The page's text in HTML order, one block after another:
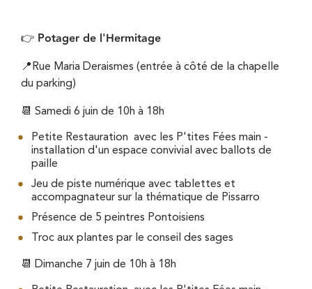
👉 Potager de l'Hermitage
📍Rue Maria Deraismes (entrée à côté de la chapelle
du parking)
📆 Samedi 6 juin de 10h à 18h
Petite Restauration avec les P'tites Fées main -
installation d'un espace convivial avec ballots de
paille
Jeu de piste numérique avec tablettes et
accompagnateur sur la thématique de Pissarro
Présence de 5 peintres Pontoisiens
Troc aux plantes par le conseil des sages
📆 Dimanche 7 juin de 10h à 18h